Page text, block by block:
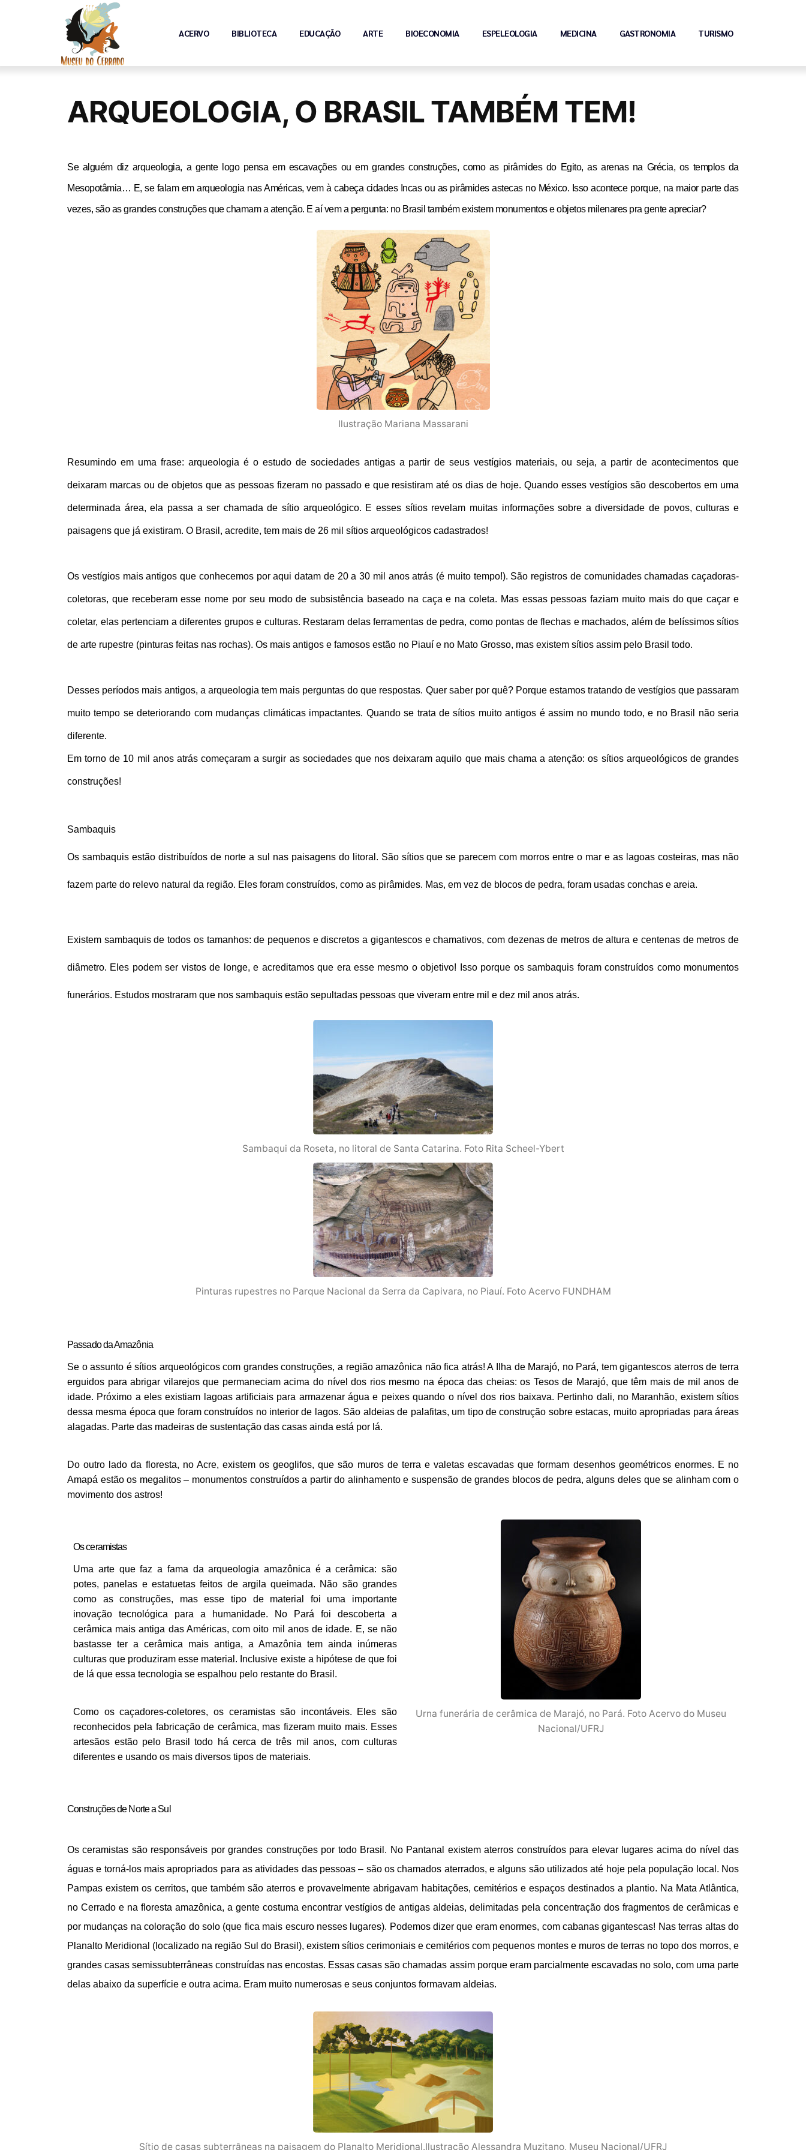
ACERVO BIBLIOTECA EDUCAÇÃO ARTE BIOECONOMIA ESPELEOLOGIA MEDICINA GASTRONOMIA TURISMO
ARQUEOLOGIA, O BRASIL TAMBÉM TEM!
Se alguém diz arqueologia, a gente logo pensa em escavações ou em grandes construções, como as pirâmides do Egito, as arenas na Grécia, os templos da
Mesopotâmia… E, se falam em arqueologia nas Américas, vem à cabeça cidades Incas ou as pirâmides astecas no México. Isso acontece porque, na maior parte das
vezes, são as grandes construções que chamam a atenção. E aí vem a pergunta: no Brasil também existem monumentos e objetos milenares pra gente apreciar?
Ilustração Mariana Massarani
Resumindo em uma frase: arqueologia é o estudo de sociedades antigas a partir de seus vestígios materiais, ou seja, a partir de acontecimentos que
deixaram marcas ou de objetos que as pessoas fizeram no passado e que resistiram até os dias de hoje. Quando esses vestígios são descobertos em uma
determinada área, ela passa a ser chamada de sítio arqueológico. E esses sítios revelam muitas informações sobre a diversidade de povos, culturas e
paisagens que já existiram. O Brasil, acredite, tem mais de 26 mil sítios arqueológicos cadastrados!
Os vestígios mais antigos que conhecemos por aqui datam de 20 a 30 mil anos atrás (é muito tempo!). São registros de comunidades chamadas caçadoras-
coletoras, que receberam esse nome por seu modo de subsistência baseado na caça e na coleta. Mas essas pessoas faziam muito mais do que caçar e
coletar, elas pertenciam a diferentes grupos e culturas. Restaram delas ferramentas de pedra, como pontas de flechas e machados, além de belíssimos sítios
de arte rupestre (pinturas feitas nas rochas). Os mais antigos e famosos estão no Piauí e no Mato Grosso, mas existem sítios assim pelo Brasil todo.
Desses períodos mais antigos, a arqueologia tem mais perguntas do que respostas. Quer saber por quê? Porque estamos tratando de vestígios que passaram
muito tempo se deteriorando com mudanças climáticas impactantes. Quando se trata de sítios muito antigos é assim no mundo todo, e no Brasil não seria
diferente.
Em torno de 10 mil anos atrás começaram a surgir as sociedades que nos deixaram aquilo que mais chama a atenção: os sítios arqueológicos de grandes
construções!
Sambaquis
Os sambaquis estão distribuídos de norte a sul nas paisagens do litoral. São sítios que se parecem com morros entre o mar e as lagoas costeiras, mas não
fazem parte do relevo natural da região. Eles foram construídos, como as pirâmides. Mas, em vez de blocos de pedra, foram usadas conchas e areia.
Existem sambaquis de todos os tamanhos: de pequenos e discretos a gigantescos e chamativos, com dezenas de metros de altura e centenas de metros de
diâmetro. Eles podem ser vistos de longe, e acreditamos que era esse mesmo o objetivo! Isso porque os sambaquis foram construídos como monumentos
funerários. Estudos mostraram que nos sambaquis estão sepultadas pessoas que viveram entre mil e dez mil anos atrás.
Sambaqui da Roseta, no litoral de Santa Catarina. Foto Rita Scheel-Ybert
Pinturas rupestres no Parque Nacional da Serra da Capivara, no Piauí. Foto Acervo FUNDHAM
Passado da Amazônia
Se o assunto é sítios arqueológicos com grandes construções, a região amazônica não fica atrás! A Ilha de Marajó, no Pará, tem gigantescos aterros de terra
erguidos para abrigar vilarejos que permaneciam acima do nível dos rios mesmo na época das cheias: os Tesos de Marajó, que têm mais de mil anos de
idade. Próximo a eles existiam lagoas artificiais para armazenar água e peixes quando o nível dos rios baixava. Pertinho dali, no Maranhão, existem sítios
dessa mesma época que foram construídos no interior de lagos. São aldeias de palafitas, um tipo de construção sobre estacas, muito apropriadas para áreas
alagadas. Parte das madeiras de sustentação das casas ainda está por lá.
Do outro lado da floresta, no Acre, existem os geoglifos, que são muros de terra e valetas escavadas que formam desenhos geométricos enormes. E no
Amapá estão os megalitos – monumentos construídos a partir do alinhamento e suspensão de grandes blocos de pedra, alguns deles que se alinham com o
movimento dos astros!
Os ceramistas
Uma arte que faz a fama da arqueologia amazônica é a cerâmica: são
potes, panelas e estatuetas feitos de argila queimada. Não são grandes
como as construções, mas esse tipo de material foi uma importante
inovação tecnológica para a humanidade. No Pará foi descoberta a
cerâmica mais antiga das Américas, com oito mil anos de idade. E, se não
bastasse ter a cerâmica mais antiga, a Amazônia tem ainda inúmeras
culturas que produziram esse material. Inclusive existe a hipótese de que foi
de lá que essa tecnologia se espalhou pelo restante do Brasil.
Como os caçadores-coletores, os ceramistas são incontáveis. Eles são
reconhecidos pela fabricação de cerâmica, mas fizeram muito mais. Esses
artesãos estão pelo Brasil todo há cerca de três mil anos, com culturas
diferentes e usando os mais diversos tipos de materiais.
Urna funerária de cerâmica de Marajó, no Pará. Foto Acervo do Museu
Nacional/UFRJ
Construções de Norte a Sul
Os ceramistas são responsáveis por grandes construções por todo Brasil. No Pantanal existem aterros construídos para elevar lugares acima do nível das
águas e torná-los mais apropriados para as atividades das pessoas – são os chamados aterrados, e alguns são utilizados até hoje pela população local. Nos
Pampas existem os cerritos, que também são aterros e provavelmente abrigavam habitações, cemitérios e espaços destinados a plantio. Na Mata Atlântica,
no Cerrado e na floresta amazônica, a gente costuma encontrar vestígios de antigas aldeias, delimitadas pela concentração dos fragmentos de cerâmicas e
por mudanças na coloração do solo (que fica mais escuro nesses lugares). Podemos dizer que eram enormes, com cabanas gigantescas! Nas terras altas do
Planalto Meridional (localizado na região Sul do Brasil), existem sítios cerimoniais e cemitérios com pequenos montes e muros de terras no topo dos morros, e
grandes casas semissubterrâneas construídas nas encostas. Essas casas são chamadas assim porque eram parcialmente escavadas no solo, com uma parte
delas abaixo da superfície e outra acima. Eram muito numerosas e seus conjuntos formavam aldeias.
Sítio de casas subterrâneas na paisagem do Planalto Meridional.Ilustração Alessandra Muzitano, Museu Nacional/UFRJ